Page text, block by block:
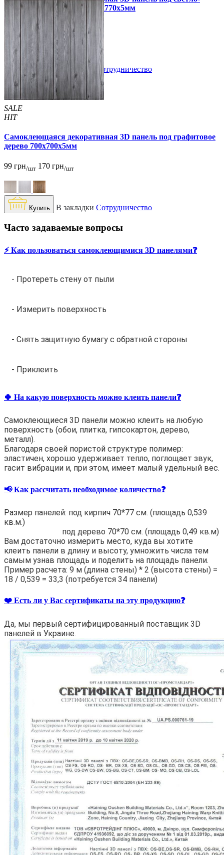
серый кирпич полоска 700x770x5мм
109 грн /шт 170 грн/шт
Купить В закладки Сотрудничество
SALE
HIT
Самоклеющаяся декоративная 3D панель под графитовое
дерево 700x700x5мм
99 грн/шт 170 грн/шт
Купить В закладки Сотрудничество
Часто задаваемые вопросы
⚡️ Как пользоваться самоклеющимися 3D панелями❓
- Протереть стену от пыли
- Измерить поверхность
- Снять защитную бумагу с обратной стороны
- Приклеить
🍀 На какую поверхность можно клеить панели❓
Самоклеющиеся 3D панели можно клеить на любую
поверхность (обои, плитка, гипсокартон, дерево,
металл).
Благодаря своей пористой структуре полимер:
эластичен, хорошо удерживает тепло, поглощает звук,
гасит вибрации и, при этом, имеет малый удельный вес.
📢 Как рассчитать необходимое количество❓
Размер панелей: под кирпич 70*77 см. (площадь 0,539
кв.м.)
под дерево 70*70 см. (площадь 0,49 кв.м)
Вам достаточно измерить место, куда вы хотите
клеить панели в длину и высоту, умножить числа тем
самым узнав площадь и поделить на площадь панели.
Пример расчета: 9 м (длина стены) * 2 (высота стены) =
18 / 0,539 = 33,3 (потребуется 34 панели)
❤️ Есть ли у Вас сертификаты на эту продукцию❓
Да, мы первый сертифицированный поставщик 3D
панелей в Украине.